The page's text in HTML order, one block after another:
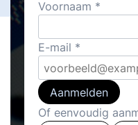
Voornaam
E-mail
Aanmelden
Of eenvoudig